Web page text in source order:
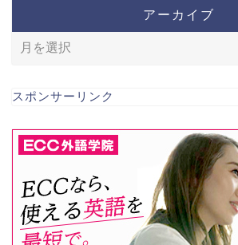
アーカイブ
スポンサーリンク